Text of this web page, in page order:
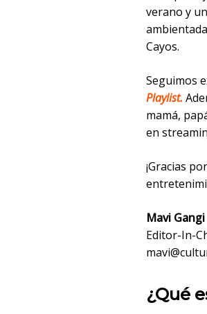
verano y
Cayos.
Seguimos
Playlist.
mamá,
en
¡Gracias
Mavi Gangi
Editor-In-
¿Qué